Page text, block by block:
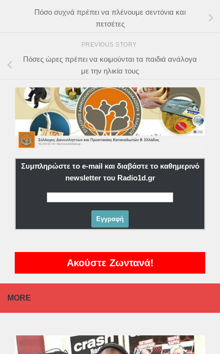
Πόσο συχνά πρέπει να πλένουμε σεντόνια και
πετσέτες
PREVIOUS STORY
Πόσες ώρες πρέπει να κοιμούνται τα παιδιά ανάλογα
με την ηλικία τους
Συμπληρώστε το e-mail και διαβάστε το καθημερινό
newsletter του Radio1d.gr
Ακούστε Ζωντανά!
MORE